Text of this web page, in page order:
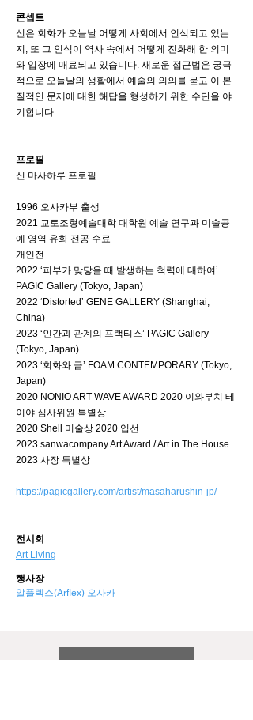
콘셉트
신은 회화가 오늘날 어떻게 사회에서 인식되고 있는
지, 또 그 인식이 역사 속에서 어떻게 진화해 한 의미
와 입장에 매료되고 있습니다. 새로운 접근법은 궁극
적으로 오늘날의 생활에서 예술의 의의를 묻고 이 본
질적인 문제에 대한 해답을 형성하기 위한 수단을 야
기합니다.
프로필
신 마사하루 프로필
1996 오사카부 출생
2021 교토조형예술대학 대학원 예술 연구과 미술공
예 영역 유화 전공 수료
개인전
2022 ‘피부가 맞닿을 때 발생하는 척력에 대하여’
PAGIC Gallery (Tokyo, Japan)
2022 ‘Distorted’ GENE GALLERY (Shanghai,
China)
2023 ‘인간과 관계의 프랙티스’ PAGIC Gallery
(Tokyo, Japan)
2023 ‘회화와 금’ FOAM CONTEMPORARY (Tokyo,
Japan)
2020 NONIO ART WAVE AWARD 2020 이와부치 테
이야 심사위원 특별상
2020 Shell 미술상 2020 입선
2023 sanwacompany Art Award / Art in The House
2023 사장 특별상
https://pagicgallery.com/artist/masaharushin-jp/
전시회
Art Living
행사장
알플렉스(Arflex) 오사카
back to HOME